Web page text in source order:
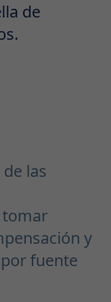
de
las
tomar
y
fuente